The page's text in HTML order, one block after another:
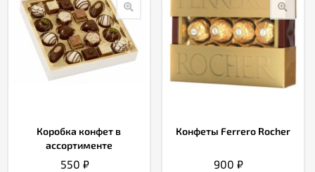
Коробка конфет в
ассортименте
550 ₽
Конфеты Ferrero Rocher
900₽